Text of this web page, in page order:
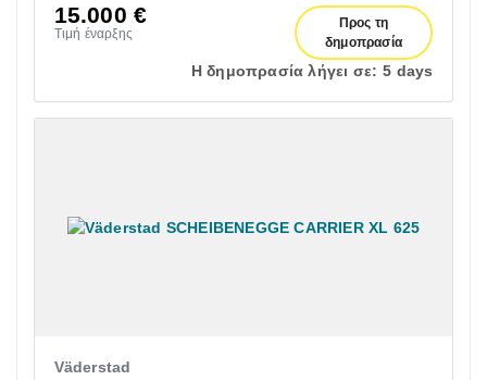
15.000 €
Τιμή έναρξης
Προς τη
δημοπρασία
Η δημοπρασία λήγει σε: 5 days
Väderstad